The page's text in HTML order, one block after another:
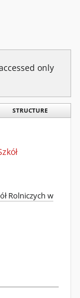
only
STRUCTURE
Rolniczych w